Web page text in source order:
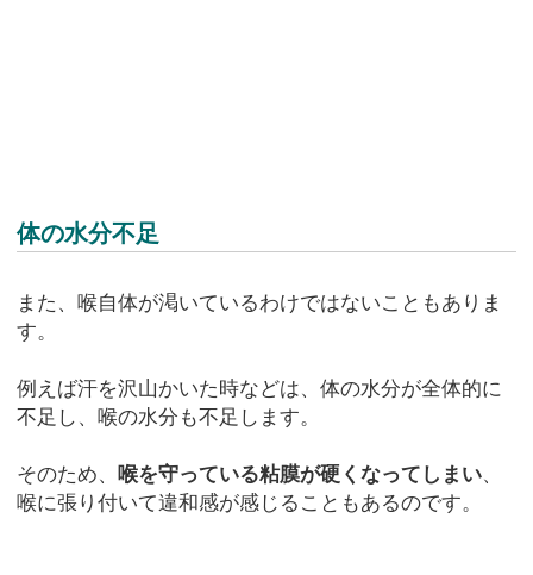
体の水分不足
また、喉自体が渇いているわけではないこともありま
す。
例えば汗を沢山かいた時などは、体の水分が全体的に
不足し、喉の水分も不足します。
そのため、 喉を守っている粘膜が硬くなってしまい
喉に張り付いて違和感が感じることもあるのです。